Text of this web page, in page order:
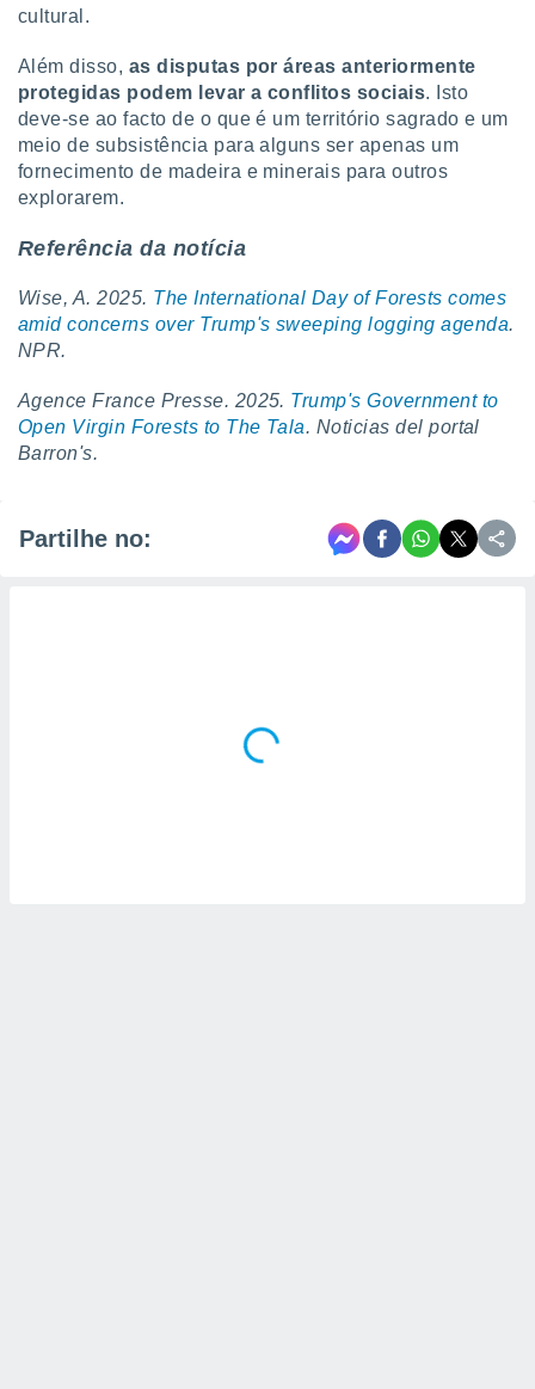
cultural.
Além disso, as disputas por áreas anteriormente
protegidas podem levar a conflitos sociais. Isto
deve-se ao facto de o que é um território sagrado e um
meio de subsistência para alguns ser apenas um
fornecimento de madeira e minerais para outros
explorarem.
Referência da notícia
Wise, A. 2025. The International Day of Forests comes
amid concerns over Trump's sweeping logging agenda.
NPR.
Agence France Presse. 2025. Trump's Government to
Open Virgin Forests to The Tala. Noticias del portal
Barron's.
Partilhe no: